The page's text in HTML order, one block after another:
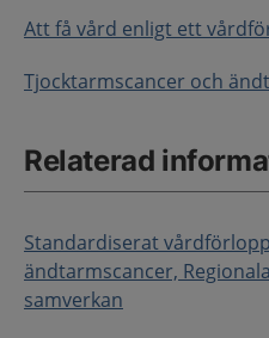
Att få vård enligt ett
Tjocktarmscancer och
Relaterad
Standardiserat
ändtarmscancer,
samverkan